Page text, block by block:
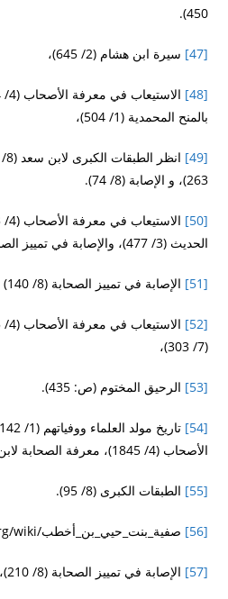
450).
[47] سيرة ابن هشام (2/ 645)،
[48]
بالمنح المحمدية (1/ 504)،
[49]
263)، و الإصابة (8/ 74).
[50]
الحديث (3/ 477)، والإصابة في تمييز الصحابة (8/ 140).
[51] الإصابة في تمييز الصحابة (8/ 140)
[52]
(7/ 303)،
[53] الرحيق المختوم (ص: 435).
[54]
الأصحاب (4/ 1845)، معرفة الصحابة لابن منده (ص: 952)
[55] الطبقات الكبرى (8/ 95).
[56] صفية_بنت_حيي_بن_أخطب/https://ar.wikipedia.org/wiki
[57] الإصابة في تمييز الصحابة (8/ 210)،